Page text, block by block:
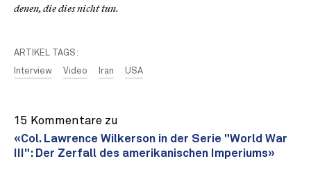
denen, die dies nicht tun.
ARTIKEL TAGS:
Interview
Video Iran USA
15 Kommentare zu
«Col. Lawrence Wilkerson in der Serie "World War
III": Der Zerfall des amerikanischen Imperiums»